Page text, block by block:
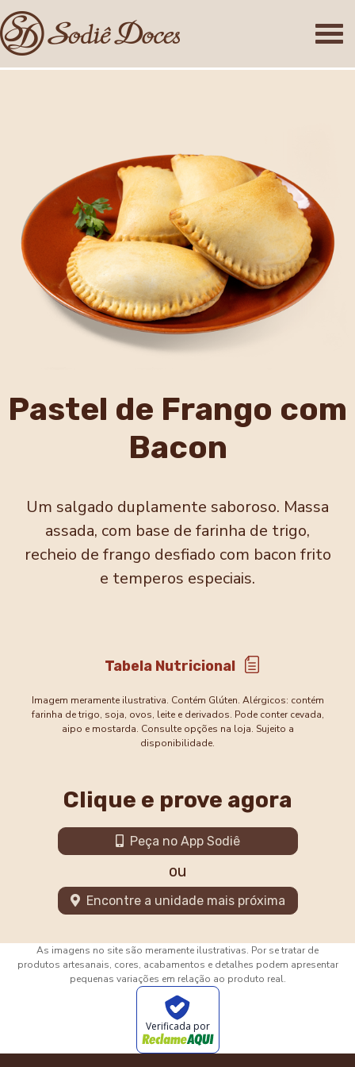
Pastel de Frango com
Bacon
Um salgado duplamente saboroso. Massa
assada, com base de farinha de trigo,
recheio de frango desfiado com bacon frito
e temperos especiais.
Tabela Nutricional
Imagem meramente ilustrativa. Contém Glúten. Alérgicos: contém
farinha de trigo, soja, ovos, leite e derivados. Pode conter cevada,
aipo e mostarda. Consulte opções na loja. Sujeito a
disponibilidade.
Clique e prove agora
Peça no App Sodiê
ou
Encontre a unidade mais próxima
As imagens no site são meramente ilustrativas. Por se tratar de
produtos artesanais, cores, acabamentos e detalhes podem apresentar
pequenas variações em relação ao produto real.
Verificada por